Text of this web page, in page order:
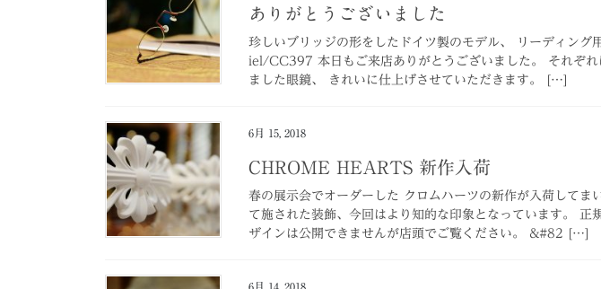
ありがとうございました
珍しいブリッジの形をしたドイツ製のモデル、 リーディング
iel/CC397 本日もご来店ありがとうございました。 それぞれ
ました眼鏡、 きれいに仕上げさせていただきます。 […]
6月 15, 2018
CHROME HEARTS 新作入荷
春の展示会でオーダーした クロムハーツの新作が入荷してま
て施された装飾、今回はより知的な印象となっています。 正
ザインは公開できませんが店頭でご覧ください。 &#82 […]
6月 14, 2018